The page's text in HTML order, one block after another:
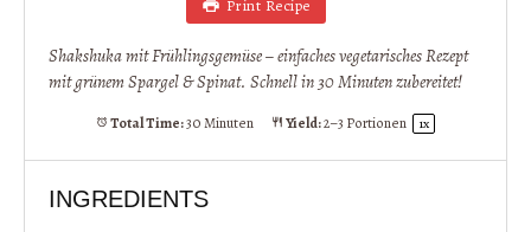
Print Recipe
Shakshuka mit Frühlingsgemüse – einfaches vegetarisches Rezept
mit grünem Spargel & Spinat. Schnell in 30 Minuten zubereitet!
Total Time:30 Minuten Yield:2–3 Portionen 1x
INGREDIENTS